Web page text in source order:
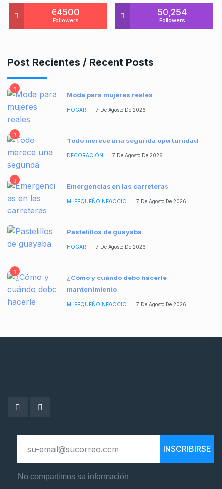
64500
Followers
50,254
Followers
Post Recientes / Recent Posts
Moda para mujeres reales
HOGAR 7 De Agosto De 2026
Todo merece una segunda oportunidad
DECORACIÓN 7 De Agosto De 2026
Emergencias en las carreteras
MI PEQUEÑO NEGOCIO 7 De Agosto De 2026
Pastelillos de guayaba
HOGAR 7 De Agosto De 2026
¿Cómo y cuándo debo hacerle
mantenimiento
MI PEQUEÑO NEGOCIO 7 De Agosto De 2026
INSCRIBIRSE
No compartimos su información